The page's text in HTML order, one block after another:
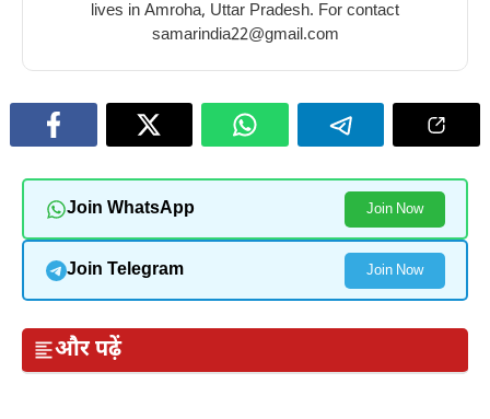
lives in Amroha, Uttar Pradesh. For contact
samarindia22@gmail.com
Join WhatsApp Join Now
Join Telegram Join Now
और पढ़ें